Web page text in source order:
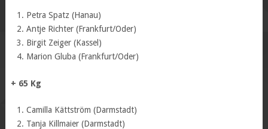
Petra Spatz (Hanau)
Antje Richter (Frankfurt/Oder)
Birgit Zeiger (Kassel)
Marion Gluba (Frankfurt/Oder)
+ 65 Kg
Camilla Kättström (Darmstadt)
Tanja Killmaier (Darmstadt)